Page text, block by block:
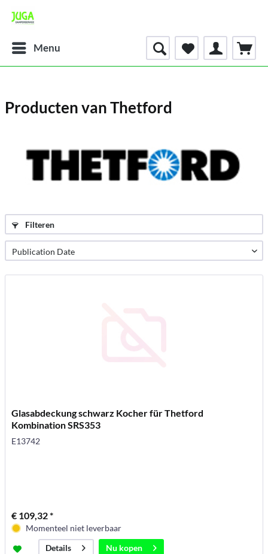
Menu
Producten van Thetford
Filteren
Glasabdeckung schwarz Kocher für Thetford
Kombination SRS353
E13742
€ 109,32 *
Momenteel niet leverbaar
Details
Nu kopen